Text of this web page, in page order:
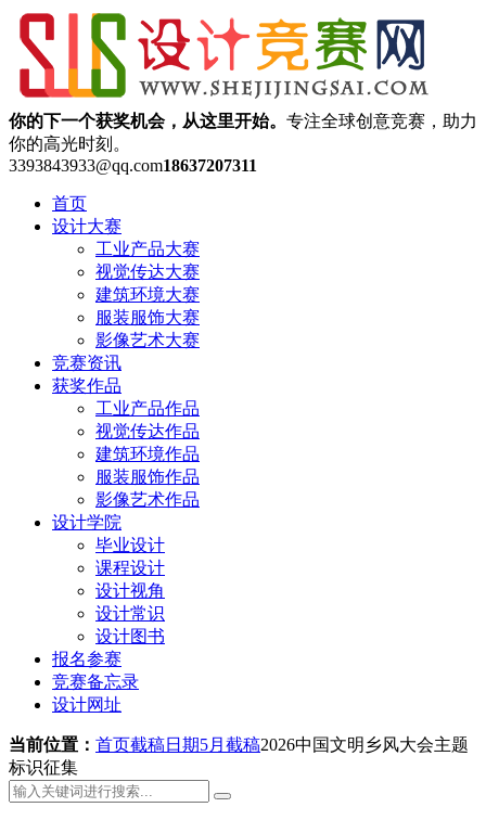
你的下一个获奖机会，从这里开始。 专注全球创意竞赛，助力
你的高光时刻。
3393843933@qq.com18637207311
首页
设计大赛
工业产品大赛
视觉传达大赛
建筑环境大赛
服装服饰大赛
影像艺术大赛
竞赛资讯
获奖作品
工业产品作品
视觉传达作品
建筑环境作品
服装服饰作品
影像艺术作品
设计学院
毕业设计
课程设计
设计视角
设计常识
设计图书
报名参赛
竞赛备忘录
设计网址
当前位置： 首页截稿日期5月截稿2026中国文明乡风大会主题
标识征集